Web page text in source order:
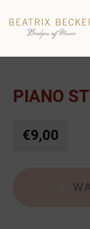
PIANO
€9,00